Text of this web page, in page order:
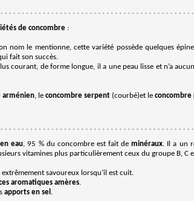
de concombre:
nom le mentionne, cette variété possède quelques
fait son succès.
courant, de forme longue, il a une peau lisse et n’a
arménien, le concombre serpent(courbé)et le concombre
eau, 95 % du concombre est fait deminéraux. Il a un
vitamines plus particulièrement ceux du groupe B, C
savoureux lorsqu’il est cuit.
aromatiques amères.
apports en sel .